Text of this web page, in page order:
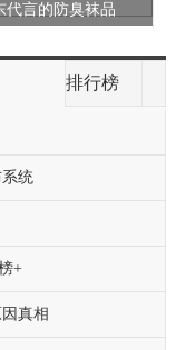
代言的防臭袜品
排行榜
统
+
真相